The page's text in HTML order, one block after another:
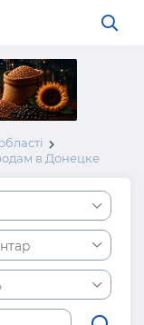
в Донецке